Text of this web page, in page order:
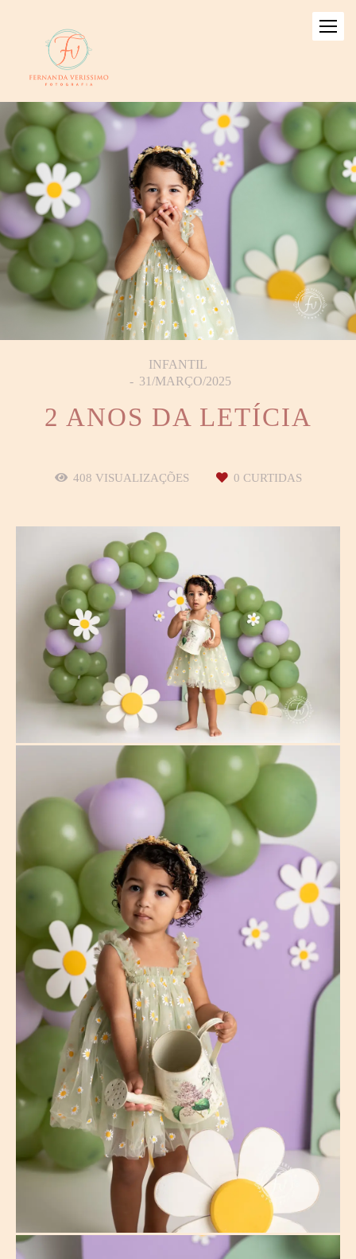
INFANTIL
31/MARÇO/2025
2 ANOS DA LETÍCIA
408 VISUALIZAÇÕES 0 CURTIDAS